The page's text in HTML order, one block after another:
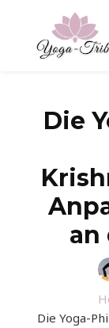
springen
Die
an
Die Yoga-